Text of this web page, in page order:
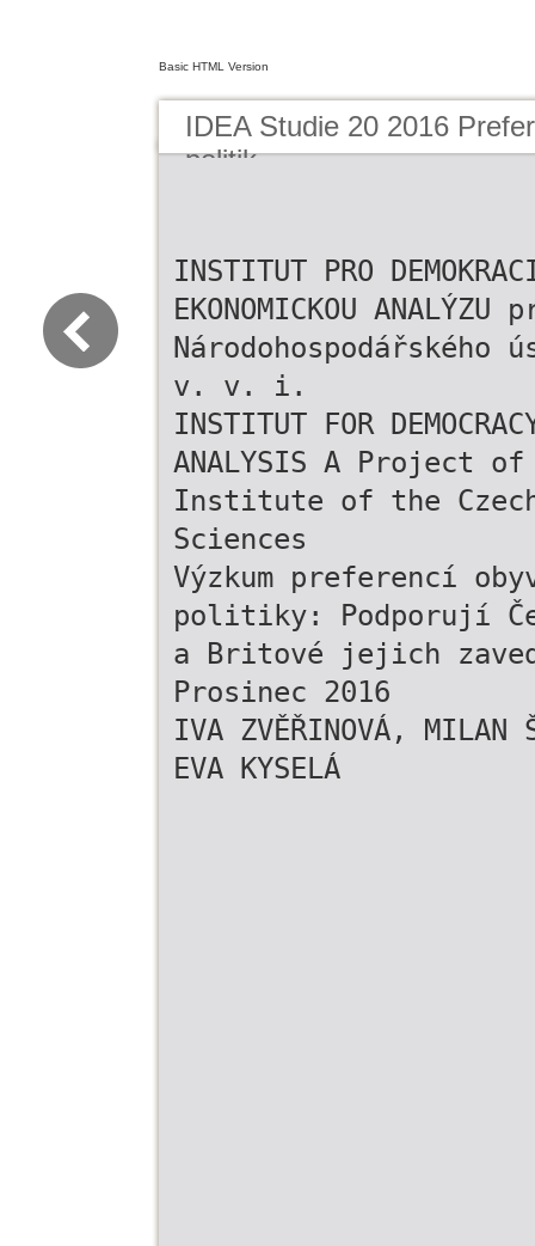
Basic HTML Version
IDEA Studie 20 2016
politik
INSTITUT PRO
EKONOMICKOU
Národohospodářského
v. v. i.
INSTITUT FOR
ANALYSIS A Project
Institute of the Czech
Sciences
Výzkum preferencí
politiky: Podporují
a Britové jejich
Prosinec 2016
IVA ZVĚŘINOVÁ, MILAN
EVA KYSELÁ